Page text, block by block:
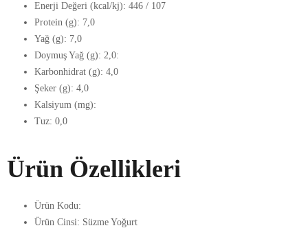
Enerji Değeri (kcal/kj): 446 / 107
Protein (g): 7,0
Yağ (g): 7,0
Doymuş Yağ (g): 2,0:
Karbonhidrat (g): 4,0
Şeker (g): 4,0
Kalsiyum (mg):
Tuz: 0,0
Ürün Özellikleri
Ürün Kodu:
Ürün Cinsi: Süzme Yoğurt